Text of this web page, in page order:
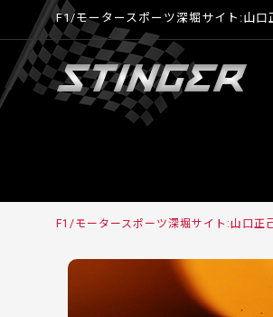
F1/モータースポーツ深堀サイト:山口
F1/モータースポーツ深堀サイト:山口正